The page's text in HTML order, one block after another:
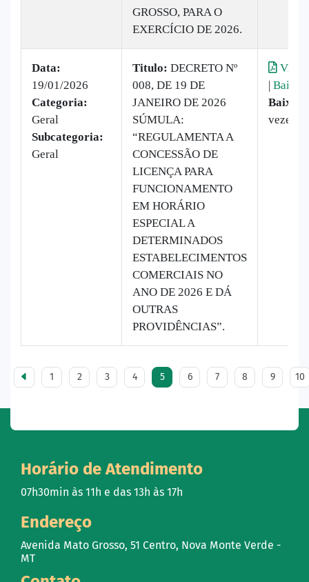
GROSSO, PARA O
EXERCÍCIO DE 2026.
Data:
19/01/2026
Categoria:
Geral
Subcategoria:
Geral
Titulo: DECRETO Nº
008, DE 19 DE
JANEIRO DE 2026
SÚMULA:
“REGULAMENTA A
CONCESSÃO DE
LICENÇA PARA
FUNCIONAMENTO
EM HORÁRIO
ESPECIAL A
DETERMINADOS
ESTABELECIMENTOS
COMERCIAIS NO
ANO DE 2026 E DÁ
OUTRAS
PROVIDÊNCIAS”.
| Baixar
vezes
1 2 3 4 5 6 7 8 9 10
Horário de Atendimento
07h30min às 11h e das 13h às 17h
Endereço
Avenida Mato Grosso, 51 Centro, Nova Monte Verde -
MT